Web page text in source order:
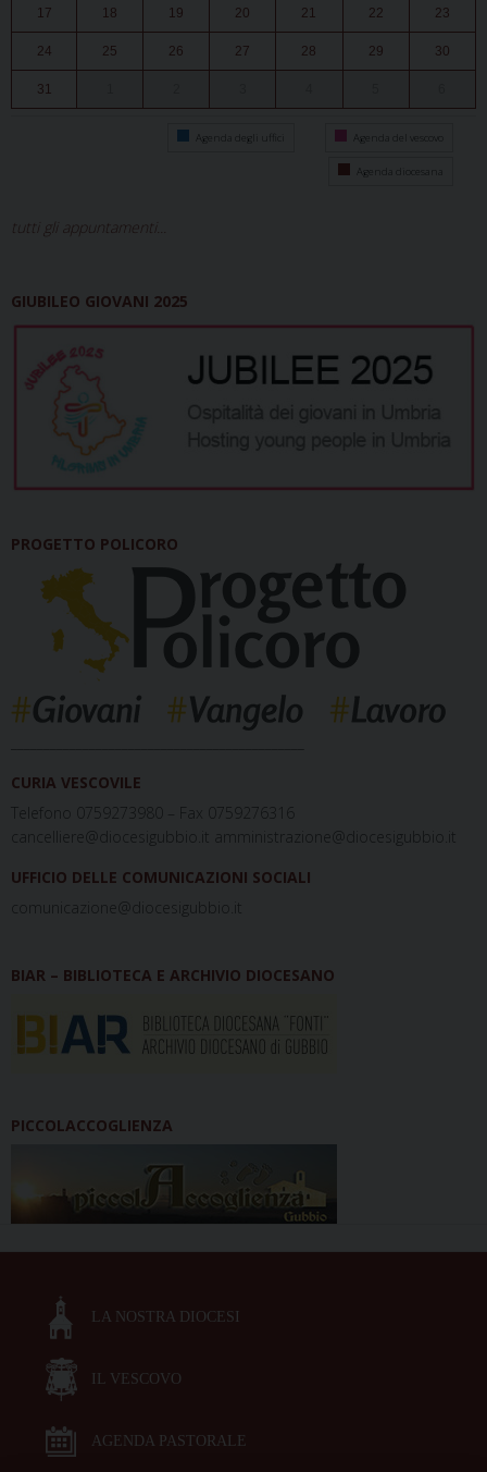
17 18 19 20 21 22 23
24 25 26 27 28 29 30
31
Agenda degli uffici Agenda del vescovo
Agenda diocesana
tutti gli appuntamenti...
GIUBILEO GIOVANI 2025
PROGETTO POLICORO
CURIA VESCOVILE
Telefono 0759273980 – Fax 0759276316
cancelliere@diocesigubbio.it amministrazione@diocesigubbio.it
UFFICIO DELLE COMUNICAZIONI SOCIALI
comunicazione@diocesigubbio.it
BIAR – BIBLIOTECA E ARCHIVIO DIOCESANO
PICCOLACCOGLIENZA
LA NOSTRA DIOCESI
IL VESCOVO
AGENDA PASTORALE